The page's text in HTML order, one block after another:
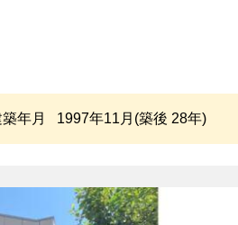
年月 1997年11月(築後 28年)